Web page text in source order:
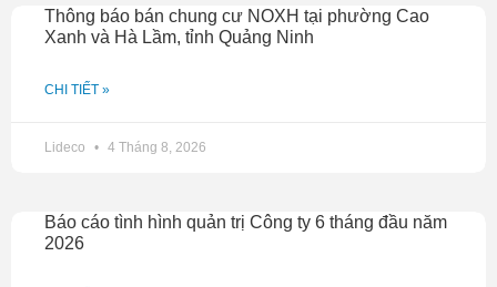
Thông báo bán chung cư NOXH tại phường Cao
Xanh và Hà Lầm, tỉnh Quảng Ninh
CHI TIẾT »
Lideco 4 Tháng 8, 2026
Báo cáo tình hình quản trị Công ty 6 tháng đầu năm
2026